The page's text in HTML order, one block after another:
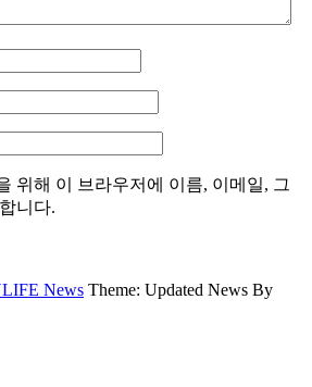
위해 이 브라우저에 이름, 이메일, 그
니다.
News Theme: Updated News By